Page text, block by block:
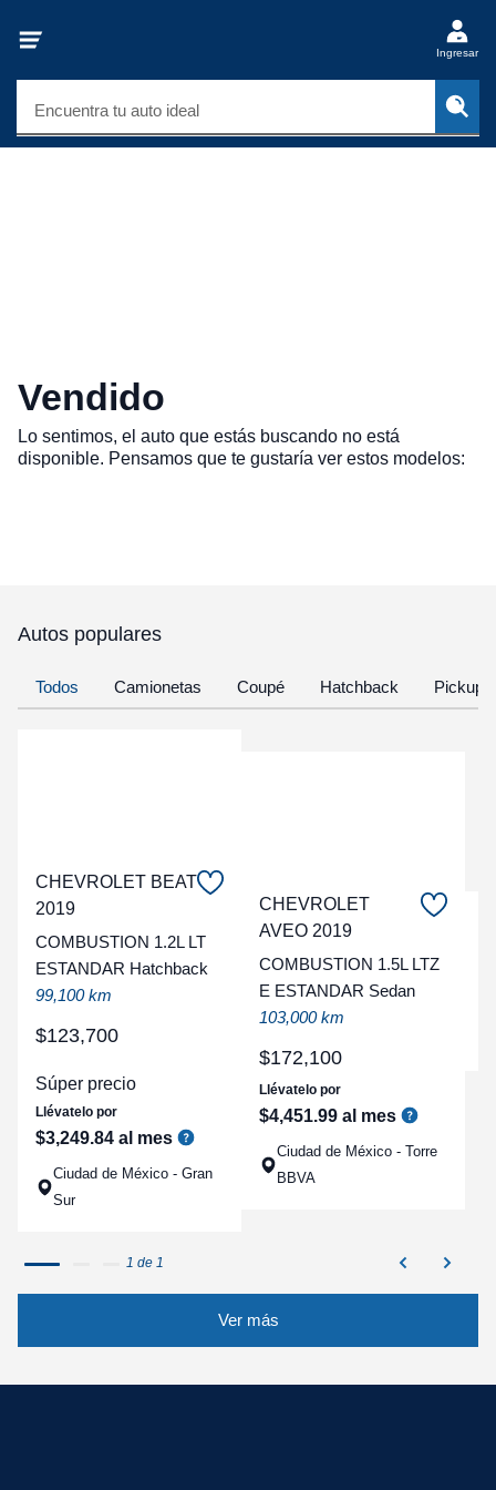
Ingresar
Encuentra tu auto ideal
Vendido
Lo sentimos, el auto que estás buscando no está
disponible. Pensamos que te gustaría ver estos modelos:
Autos populares
Todos Camionetas Coupé Hatchback Pickup
CHEVROLET BEAT
2019
COMBUSTION 1.2L LT
ESTANDAR Hatchback
99,100 km
$123,700
Súper precio
Llévatelo por
$3,249.84 al mes
Ciudad de México - Gran
Sur
CHEVROLET
AVEO 2019
COMBUSTION 1.5L LTZ
E ESTANDAR Sedan
103,000 km
$172,100
Llévatelo por
$4,451.99 al mes
Ciudad de México - Torre
BBVA
1 de 1
Ver más